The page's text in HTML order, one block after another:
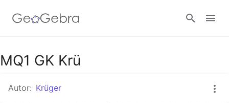
Google Classroom
GeoGebra Classroom
MQ1 GK Krü
Autor: Krüger